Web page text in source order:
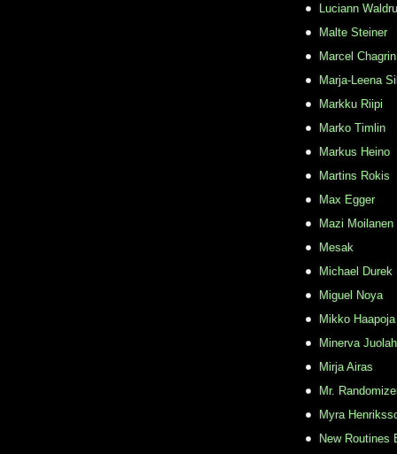
Luciann
Malte Steiner
Marcel Chagrin
Marja-Leena
Markku Riipi
Marko Timlin
Markus Heino
Martins Rokis
Max Egger
Mazi Moilanen
Mesak
Michael Durek
Miguel Noya
Mikko Haapoja
Minerva
Mirja Airas
Mr.
Myra
New Routines